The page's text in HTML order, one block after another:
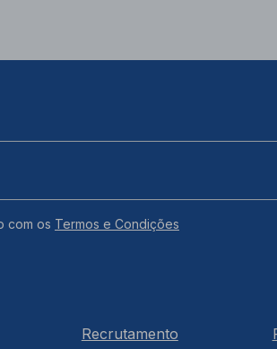
com os Termos e Condições
Recrutamento